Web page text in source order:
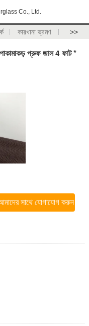
Co., Ltd.
কারখানা ভ্রমণ >>
পোকামাকড় প্রুফ জাল 4 ফাট *
সাথে যোগাযোগ করুন